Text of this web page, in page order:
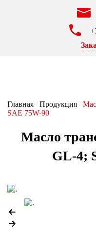
Главная / Продукция /
SAE 75W-90
Масло
GL-4;